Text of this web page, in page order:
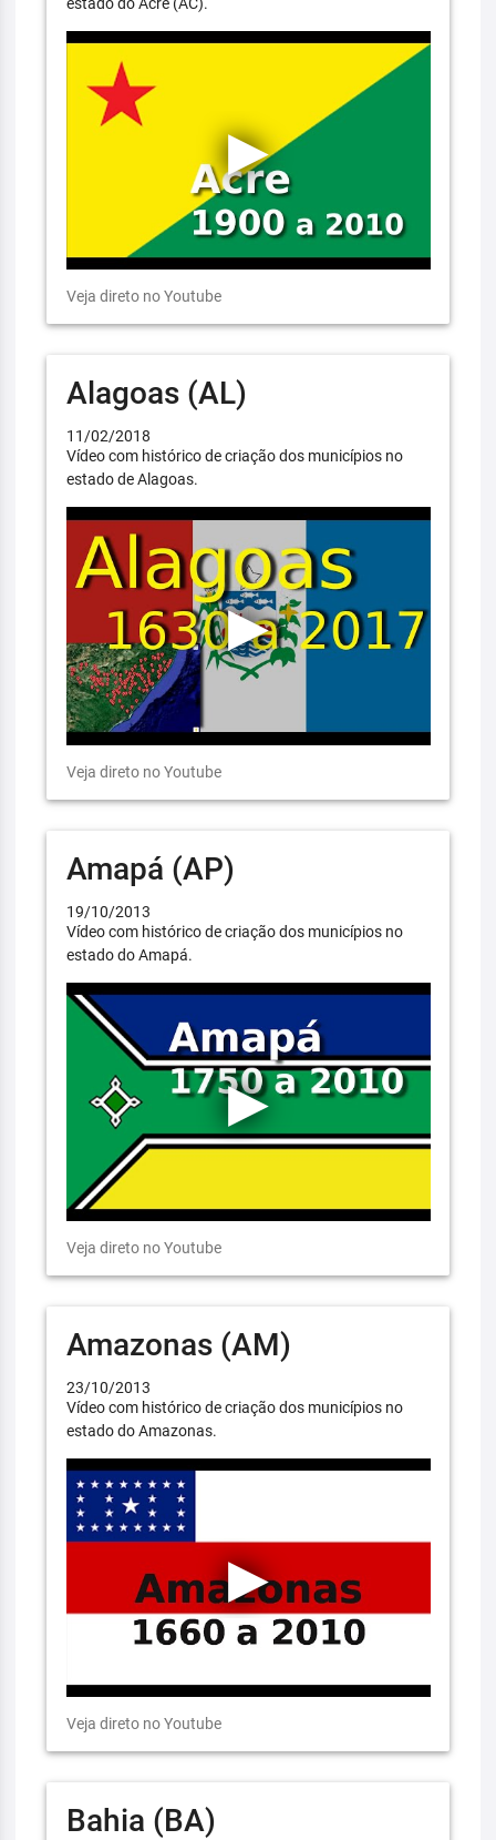
Veja direto no Youtube
Alagoas (AL)
11/02/2018
Vídeo com histórico de criação dos municípios no
estado de Alagoas.
Veja direto no Youtube
Amapá (AP)
19/10/2013
Vídeo com histórico de criação dos municípios no
estado do Amapá.
Veja direto no Youtube
Amazonas (AM)
23/10/2013
Vídeo com histórico de criação dos municípios no
estado do Amazonas.
Veja direto no Youtube
Bahia (BA)